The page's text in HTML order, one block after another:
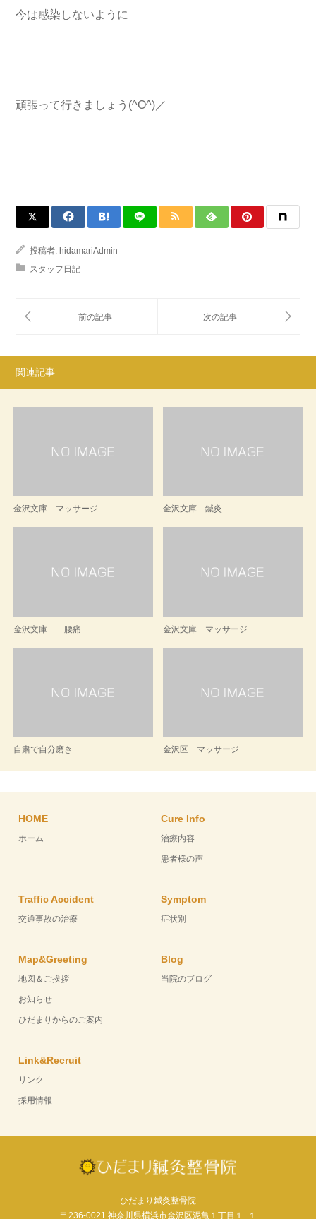
今は感染しないように
頑張って行きましょう(^O^)／
投稿者: hidamariAdmin
スタッフ日記
関連記事
金沢文庫 マッサージ 金沢文庫 鍼灸
金沢文庫 腰痛 金沢文庫 マッサージ
自粛で自分磨き 金沢区 マッサージ
HOME
ホーム
Cure Info
治療内容
患者様の声
Traffic Accident
交通事故の治療
Symptom
症状別
Map&Greeting
地図＆ご挨拶
お知らせ
ひだまりからのご案内
Blog
当院のブログ
Link&Recruit
リンク
採用情報
ひだまり鍼灸整骨院
〒236-0021 神奈川県横浜市金沢区泥亀１丁目１−１